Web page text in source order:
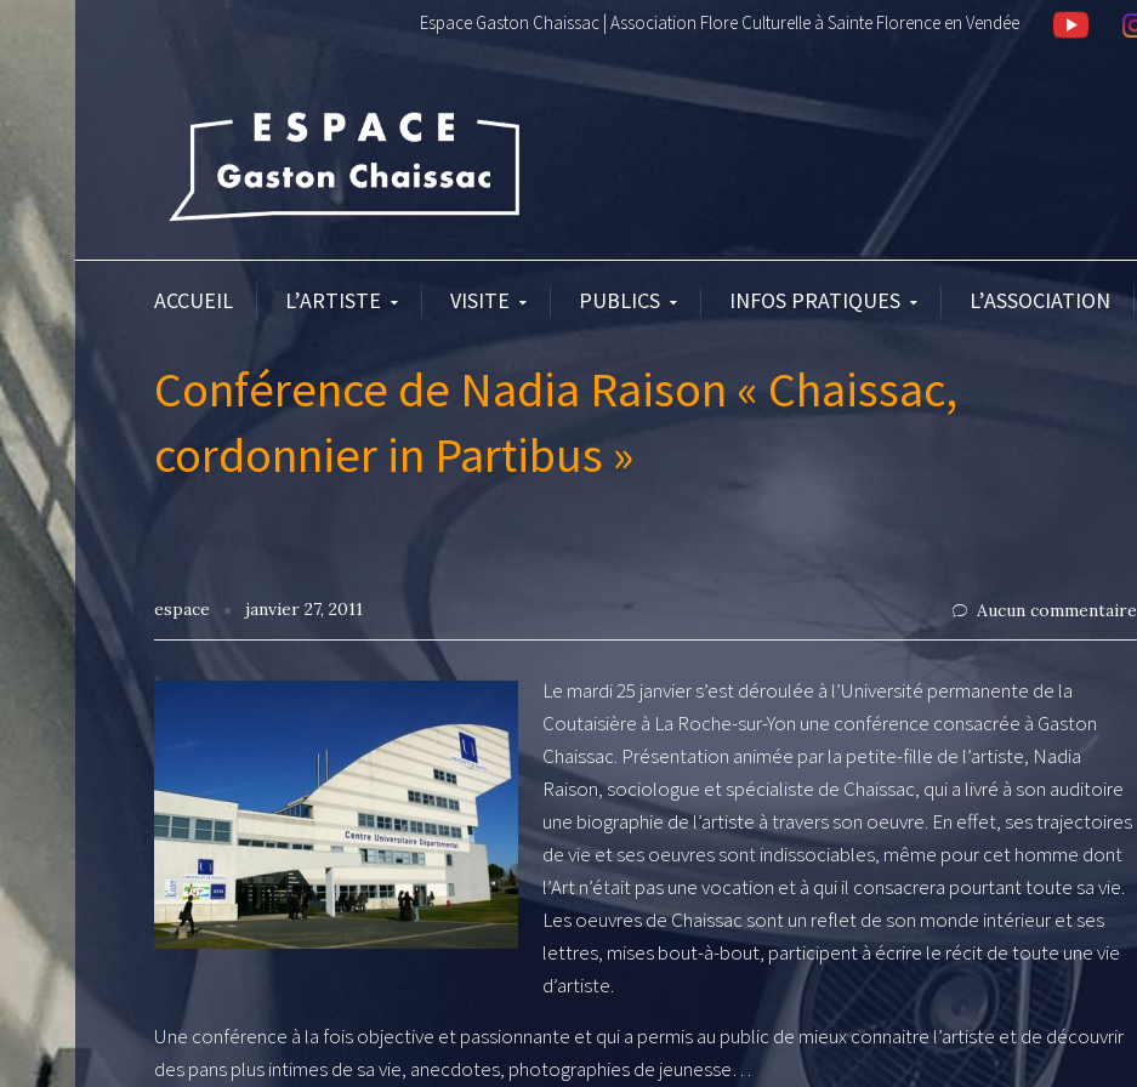
Espace Gaston Chaissac | Association Flore Culturelle à Sainte Florence en Vendée
ACCUEIL L’ARTISTE VISITE PUBLICS INFOS PRATIQUES L’ASSOCIATION
Conférence de Nadia Raison « Chaissac,
cordonnier in Partibus »
espace janvier 27, 2011 Aucun commentaire
Le mardi 25 janvier s’est déroulée à l’Université permanente de la
Coutaisière à La Roche-sur-Yon une conférence consacrée à Gaston
Chaissac. Présentation animée par la petite-fille de l’artiste, Nadia
Raison, sociologue et spécialiste de Chaissac, qui a livré à son auditoire
une biographie de l’artiste à travers son oeuvre. En effet, ses trajectoires
de vie et ses oeuvres sont indissociables, même pour cet homme dont
l’Art n’était pas une vocation et à qui il consacrera pourtant toute sa vie.
Les oeuvres de Chaissac sont un reflet de son monde intérieur et ses
lettres, mises bout-à-bout, participent à écrire le récit de toute une vie
d’artiste.
Une conférence à la fois objective et passionnante et qui a permis au public de mieux connaitre l’artiste et de découvrir
des pans plus intimes de sa vie, anecdotes, photographies de jeunesse…